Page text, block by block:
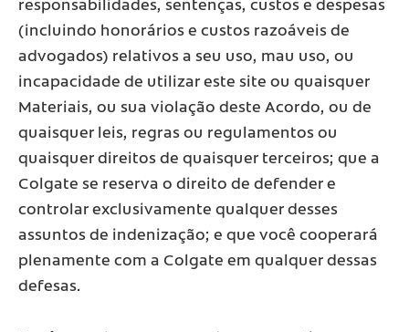
(incluindo honorários e custos razoáveis de
advogados) relativos a seu uso, mau uso, ou
incapacidade de utilizar este site ou quaisquer
Materiais, ou sua violação deste Acordo, ou de
quaisquer leis, regras ou regulamentos ou
quaisquer direitos de quaisquer terceiros; que a
Colgate se reserva o direito de defender e
controlar exclusivamente qualquer desses
assuntos de indenização; e que você cooperará
plenamente com a Colgate em qualquer dessas
defesas.